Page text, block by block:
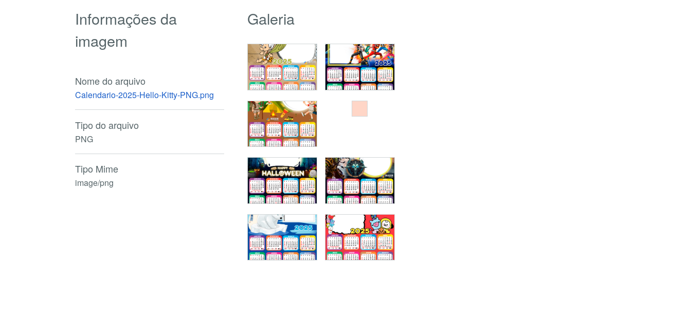
Informações da
imagem
Nome do arquivo
Calendario-2025-Hello-Kitty-PNG.png
Tipo do arquivo
PNG
Tipo Mime
image/png
Galeria